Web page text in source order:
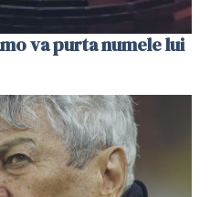
va purta numele lui